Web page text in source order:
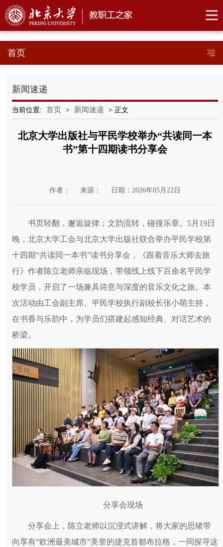
首页
新闻速递
当前位置: 首页 > 新闻速递 > 正文
北京大学出版社与平民学校举办“共读同一本
书”第十四期读书分享会
作者： 来源： 日期：2026年05月22日
书页轻翻，邂逅旋律；文韵流转，碰撞乐章。5月19日
晚，北京大学工会与北京大学出版社联合举办平民学校第
十四期“共读同一本书”读书分享会，《跟着音乐大师去旅
行》作者陈立老师亲临现场，带领线上线下百余名平民学
校学员，开启了一场兼具诗意与深度的音乐文化之旅。本
次活动由工会副主席、平民学校执行副校长张小萌主持，
在书香与乐韵中，为学员们搭建起感知经典、对话艺术的
桥梁。
分享会现场
分享会上，陈立老师以沉浸式讲解，将大家的思绪带
向享有“欧洲最美城市”美誉的捷克首都布拉格，一同探寻这